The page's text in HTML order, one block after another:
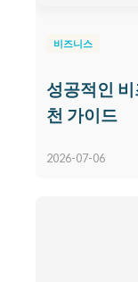
비즈니스
성공적인
천 가이드
2026-07-06